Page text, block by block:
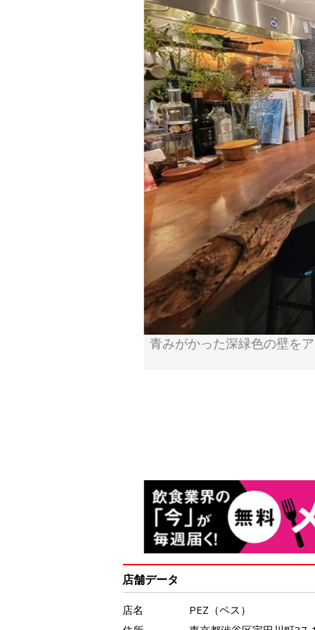
青みがかった深緑色の壁を
店舗データ
店名
PEZ（ペス）